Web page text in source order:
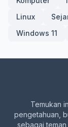
Linux
Windows 11
Temukan
pengetahuan,
sebagai